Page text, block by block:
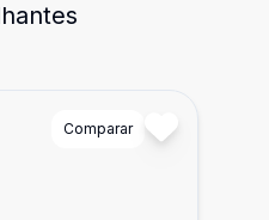
Comparar